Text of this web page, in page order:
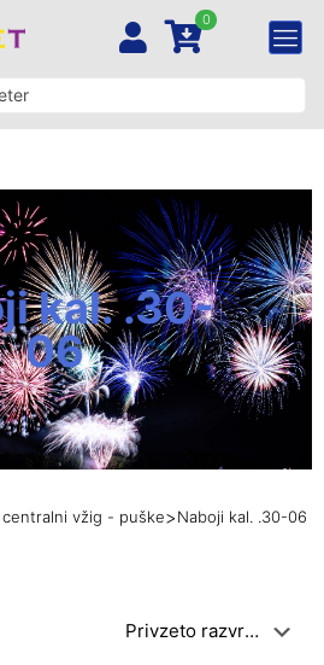
0
kal. .30-
06
vžig - puške>Naboji kal. .30-06